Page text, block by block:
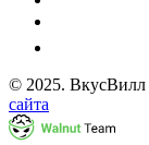
© 2025. ВкусВилл
сайта